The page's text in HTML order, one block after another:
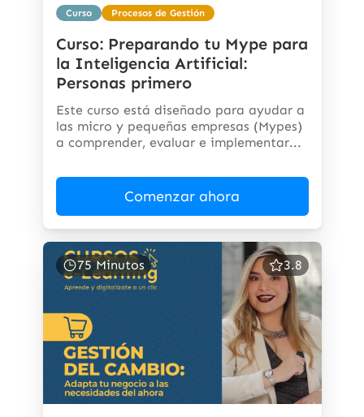
Curso Procesos de Gestión
Curso: Preparando tu Mype para
la Inteligencia Artificial:
Personas primero
Este curso está diseñado para ayudar a
las micro y pequeñas empresas (Mypes)
a comprender, evaluar e implementar...
Comenzar ahora
75 Minutos 3.8